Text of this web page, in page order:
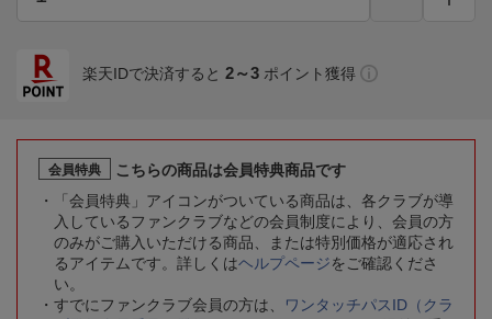
楽天IDで決済すると 2～3 ポイント獲得
会員特典
こちらの商品は会員特典商品です
「会員特典」アイコンがついている商品は、各クラブが導
入しているファンクラブなどの会員制度により、会員の方
のみがご購入いただける商品、または特別価格が適応され
るアイテムです。詳しくはヘルプページをご確認くださ
い。
すでにファンクラブ会員の方は、
ワンタッチパスID（クラ